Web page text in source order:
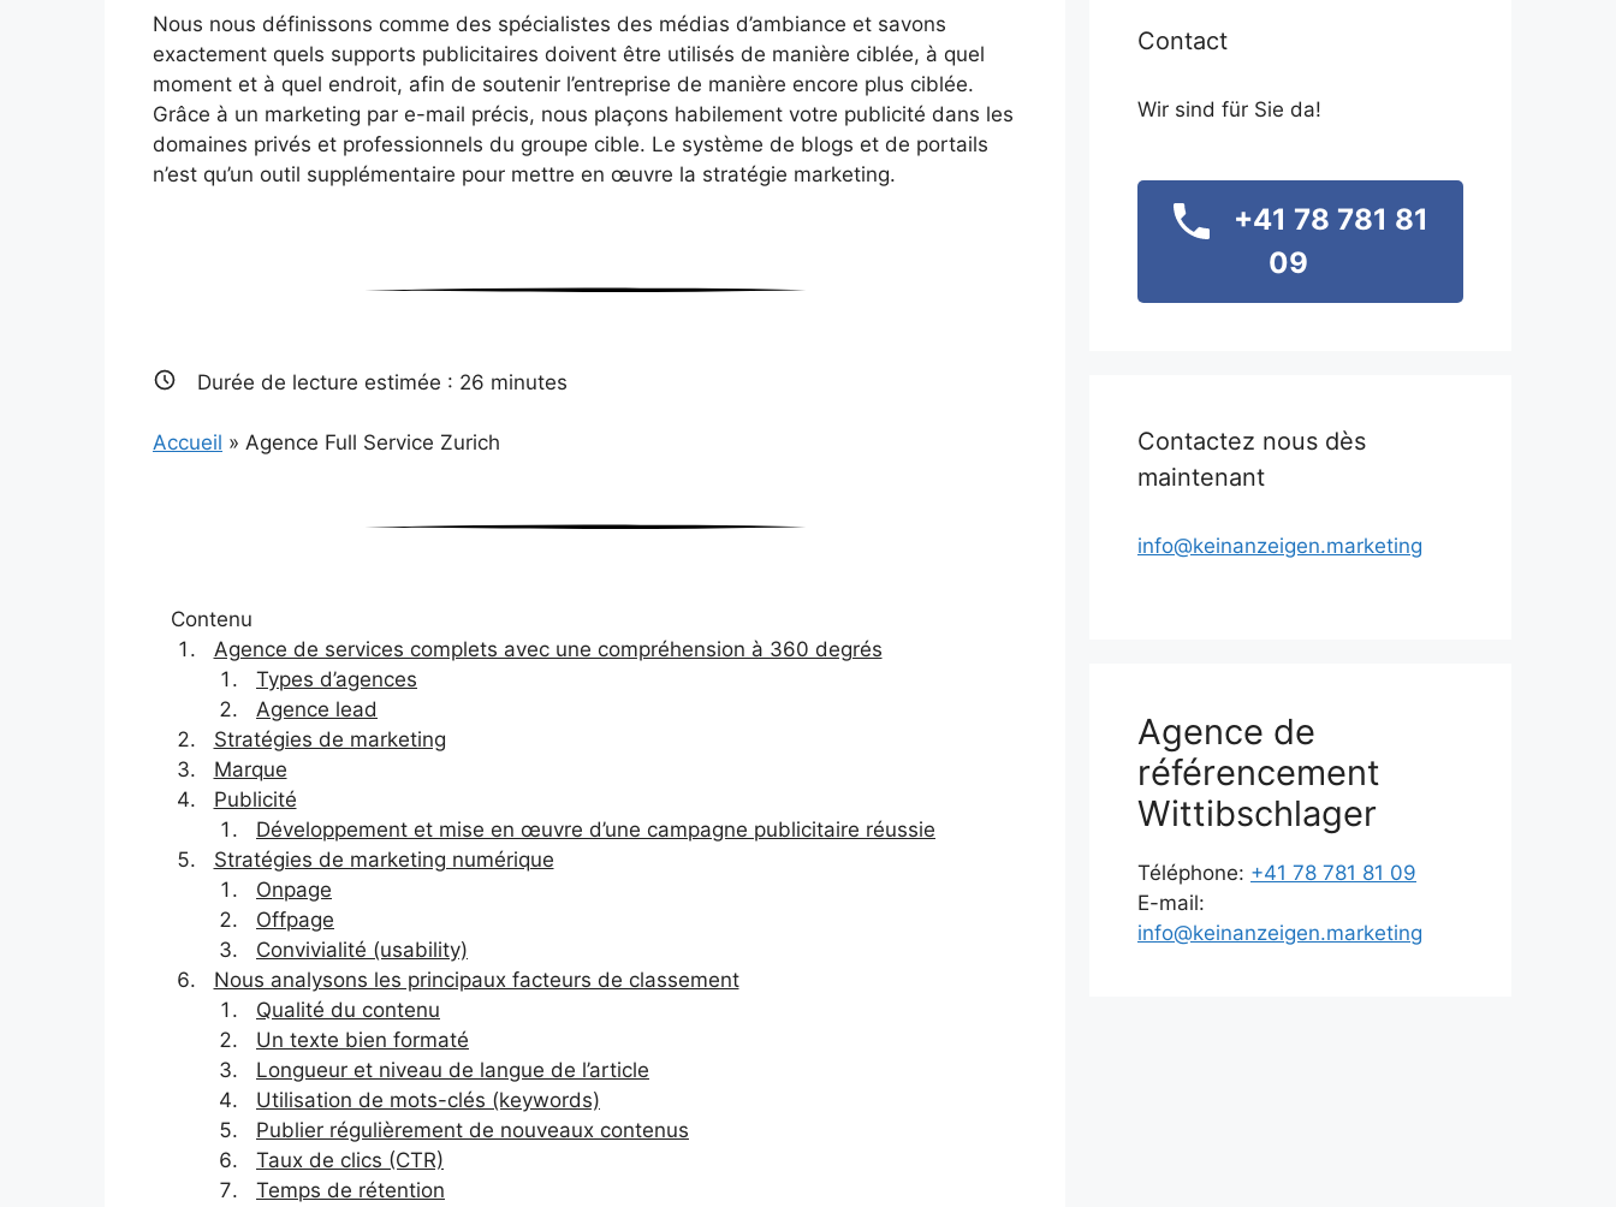
Nous nous définissons comme des spécialistes des médias d’ambiance et savons
exactement quels supports publicitaires doivent être utilisés de manière ciblée, à quel
moment et à quel endroit, afin de soutenir l’entreprise de manière encore plus ciblée.
Grâce à un marketing par e-mail précis, nous plaçons habilement votre publicité dans les
domaines privés et professionnels du groupe cible. Le système de blogs et de portails
n’est qu’un outil supplémentaire pour mettre en œuvre la stratégie marketing.
Durée de lecture estimée : 26 minutes
Accueil » Agence Full Service Zurich
Contenu
Agence de services complets avec une compréhension à 360 degrés
Types d’agences
Agence lead
Stratégies de marketing
Marque
Publicité
Développement et mise en œuvre d’une campagne publicitaire réussie
Stratégies de marketing numérique
Onpage
Offpage
Convivialité (usability)
Nous analysons les principaux facteurs de classement
Qualité du contenu
Un texte bien formaté
Longueur et niveau de langue de l’article
Utilisation de mots-clés (keywords)
Publier régulièrement de nouveaux contenus
Taux de clics (CTR)
Temps de rétention
Contact
Wir sind für Sie da!
+41 78 781 81
09
Contactez nous dès
maintenant
info@keinanzeigen.marketing
Agence de
référencement
Wittibschlager
Téléphone: +41 78 781 81 09
E-mail:
info@keinanzeigen.marketing